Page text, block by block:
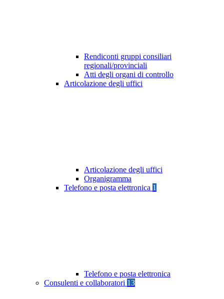
Rendiconti gruppi consiliari
regionali/provinciali
Atti degli organi di controllo
Articolazione degli uffici
Articolazione degli uffici
Organigramma
Telefono e posta elettronica 1
Telefono e posta elettronica
Consulenti e collaboratori 13